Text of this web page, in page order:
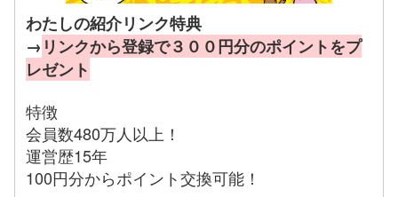
わたしの紹介リンク特典
→ リンクから登録で３００円分のポイントをプ
レゼント
特徴
会員数480万人以上！
運営歴15年
100円分からポイント交換可能！